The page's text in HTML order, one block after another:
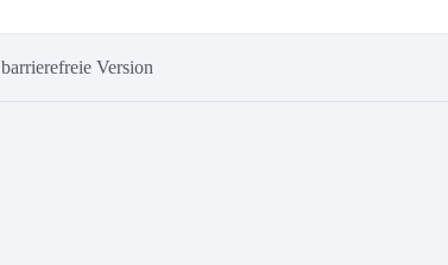
barrierefreie Version